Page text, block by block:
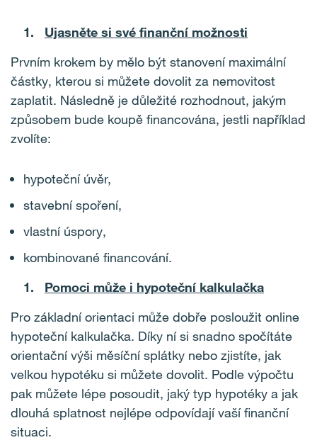
Ujasněte si své finanční možnosti
Prvním krokem by mělo být stanovení maximální
částky, kterou si můžete dovolit za nemovitost
zaplatit. Následně je důležité rozhodnout, jakým
způsobem bude koupě financována, jestli například
zvolíte:
hypoteční úvěr,
stavební spoření,
vlastní úspory,
kombinované financování.
Pomoci může i hypoteční kalkulačka
Pro základní orientaci může dobře posloužit online
hypoteční kalkulačka. Díky ní si snadno spočítáte
orientační výši měsíční splátky nebo zjistíte, jak
velkou hypotéku si můžete dovolit. Podle výpočtu
pak můžete lépe posoudit, jaký typ hypotéky a jak
dlouhá splatnost nejlépe odpovídají vaší finanční
situaci.